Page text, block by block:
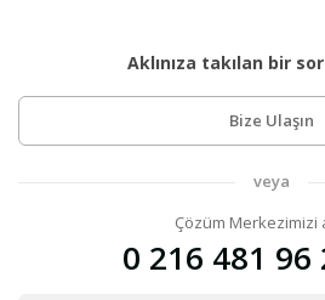
Aklınıza takılan bir
Bize Ulaşın
veya
Çözüm Merkezimizi
0 216 481 96